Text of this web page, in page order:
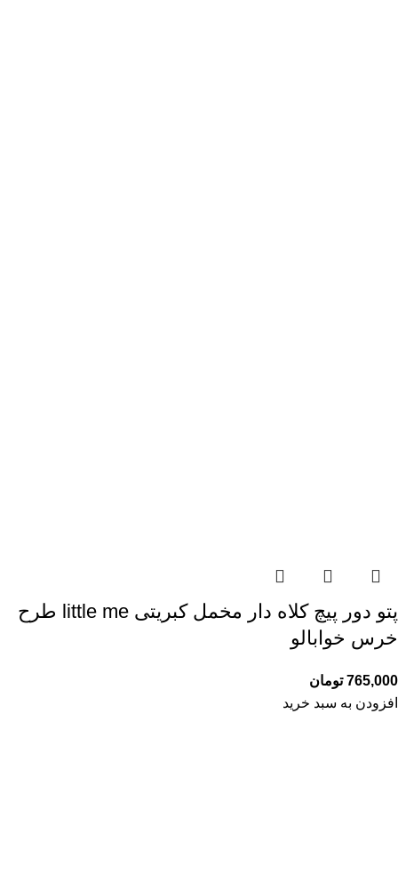
پتو دور پیچ کلاه دار مخمل کبریتی little me طرح
خرس خوابالو
765,000 تومان
افزودن به سبد خرید